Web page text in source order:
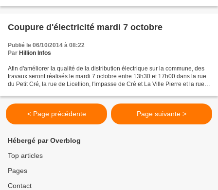
Coupure d'électricité mardi 7 octobre
Publié le 06/10/2014 à 08:22
Par Hillion Infos
Afin d'améliorer la qualité de la distribution électrique sur la commune, des
travaux seront réalisés le mardi 7 octobre entre 13h30 et 17h00 dans la rue
du Petit Cré, la rue de Licellion, l'impasse de Cré et La Ville Pierre et la rue
< Page précédente Page suivante >
Hébergé par Overblog
Top articles
Pages
Contact